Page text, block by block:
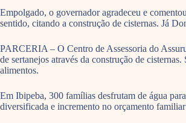
Empolgado, o governador agradeceu e
sentido, citando a construção de cisternas. Já
PARCERIA – O Centro de Assessoria do
de sertanejos através da construção de
alimentos.
Em Ibipeba, 300 famílias desfrutam de água
diversificada e incremento no orçamento